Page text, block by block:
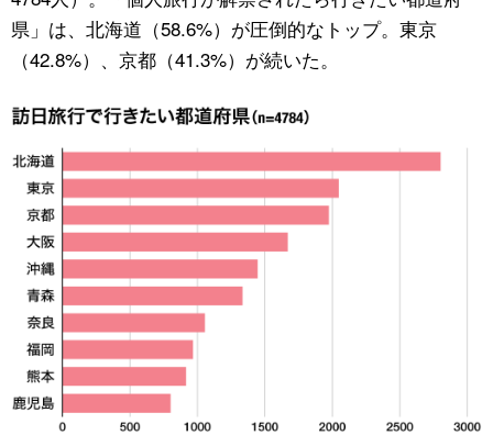
県」は、北海道（58.6%）が圧倒的なトップ。東京
（42.8%）、京都（41.3%）が続いた。